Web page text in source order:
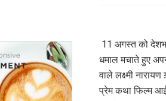
11 अगस्त को
धमाल मचाते हुए
वाले लक्ष्मी
प्रेम कथा फिल्म